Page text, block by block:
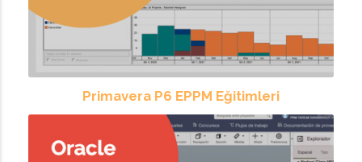
Primavera P6 EPPM Eğitimleri